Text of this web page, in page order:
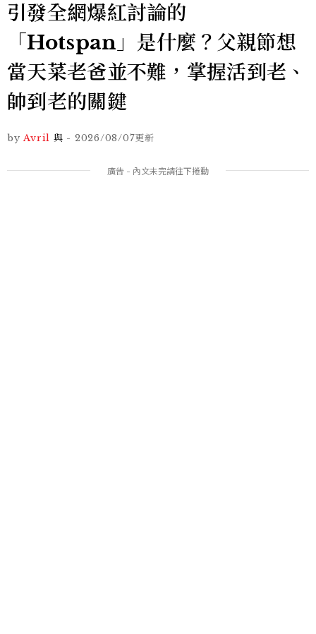
引發全網爆紅討論的
「Hotspan」是什麼？父親節想
當天菜老爸並不難，掌握活到老、
帥到老的關鍵
by Avril 與 - 2026/08/07更新